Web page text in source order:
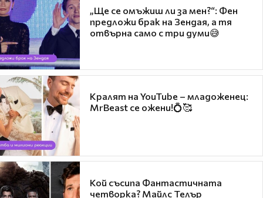
„Ще се омъжиш ли за мен?“: Фен
предложи брак на Зендая, а тя
отвърна само с три думи😅
Кралят на YouTube – младоженец:
MrBeast се ожени!💍🥰
Кой съсипа Фантастичната
четворка? Майлс Телър